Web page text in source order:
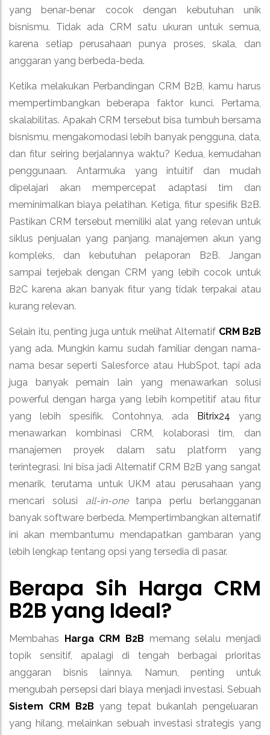
yang benar-benar cocok dengan kebutuhan unik
bisnismu. Tidak ada CRM satu ukuran untuk semua,
karena setiap perusahaan punya proses, skala, dan
anggaran yang berbeda-beda.
Ketika melakukan Perbandingan CRM B2B, kamu harus
mempertimbangkan beberapa faktor kunci. Pertama,
skalabilitas. Apakah CRM tersebut bisa tumbuh bersama
bisnismu, mengakomodasi lebih banyak pengguna, data,
dan fitur seiring berjalannya waktu? Kedua, kemudahan
penggunaan. Antarmuka yang intuitif dan mudah
dipelajari akan mempercepat adaptasi tim dan
meminimalkan biaya pelatihan. Ketiga, fitur spesifik B2B.
Pastikan CRM tersebut memiliki alat yang relevan untuk
siklus penjualan yang panjang, manajemen akun yang
kompleks, dan kebutuhan pelaporan B2B. Jangan
sampai terjebak dengan CRM yang lebih cocok untuk
B2C karena akan banyak fitur yang tidak terpakai atau
kurang relevan.
Selain itu, penting juga untuk melihat Alternatif CRM B2B
yang ada. Mungkin kamu sudah familiar dengan nama-
nama besar seperti Salesforce atau HubSpot, tapi ada
juga banyak pemain lain yang menawarkan solusi
powerful dengan harga yang lebih kompetitif atau fitur
yang lebih spesifik. Contohnya, ada Bitrix24 yang
menawarkan kombinasi CRM, kolaborasi tim, dan
manajemen proyek dalam satu platform yang
terintegrasi. Ini bisa jadi Alternatif CRM B2B yang sangat
menarik, terutama untuk UKM atau perusahaan yang
mencari solusi all-in-onetanpa perlu berlangganan
banyak software berbeda. Mempertimbangkan alternatif
ini akan membantumu mendapatkan gambaran yang
lebih lengkap tentang opsi yang tersedia di pasar.
Berapa Sih Harga CRM
B2B yang Ideal?
Membahas Harga CRM B2B memang selalu menjadi
topik sensitif, apalagi di tengah berbagai prioritas
anggaran bisnis lainnya. Namun, penting untuk
mengubah persepsi dari biaya menjadi investasi. Sebuah
Sistem CRM B2B yang tepat bukanlah pengeluaran
yang hilang, melainkan sebuah investasi strategis yang